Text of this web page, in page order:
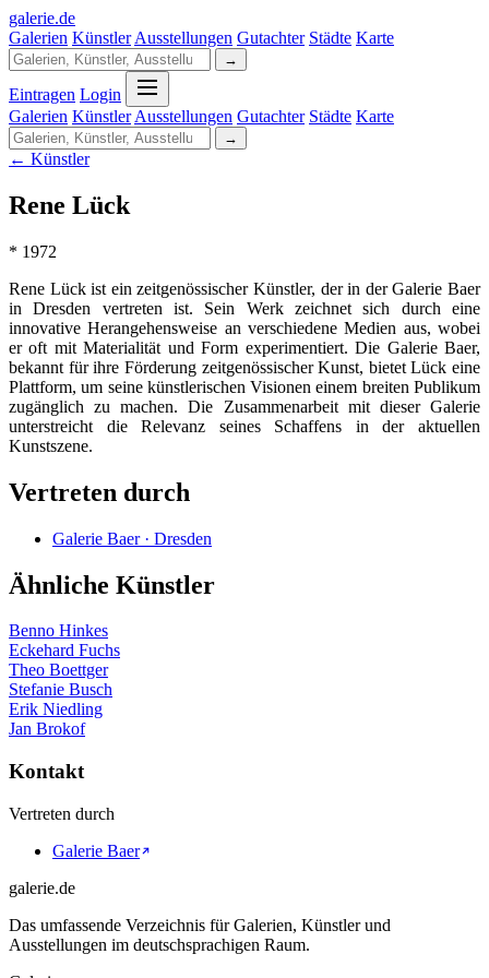
galerie.de
Galerien Künstler Ausstellungen Gutachter Städte Karte
→
Eintragen Login
Galerien Künstler Ausstellungen Gutachter Städte Karte
→
← Künstler
Rene Lück
* 1972
Rene Lück ist ein zeitgenössischer Künstler, der in der Galerie Baer
in Dresden vertreten ist. Sein Werk zeichnet sich durch eine
innovative Herangehensweise an verschiedene Medien aus, wobei
er oft mit Materialität und Form experimentiert. Die Galerie Baer,
bekannt für ihre Förderung zeitgenössischer Kunst, bietet Lück eine
Plattform, um seine künstlerischen Visionen einem breiten Publikum
zugänglich zu machen. Die Zusammenarbeit mit dieser Galerie
unterstreicht die Relevanz seines Schaffens in der aktuellen
Kunstszene.
Vertreten durch
Galerie Baer · Dresden
Ähnliche Künstler
Benno Hinkes
Eckehard Fuchs
Theo Boettger
Stefanie Busch
Erik Niedling
Jan Brokof
Kontakt
Vertreten durch
Galerie Baer
galerie.de
Das umfassende Verzeichnis für Galerien, Künstler und
Ausstellungen im deutschsprachigen Raum.